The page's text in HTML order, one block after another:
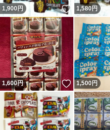
1,900 円 いいね！
1,580円
1,600円 いいね！
1,500円